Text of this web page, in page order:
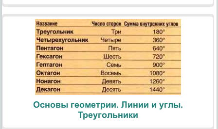
Основы геометрии. Линии и углы.
Треугольники